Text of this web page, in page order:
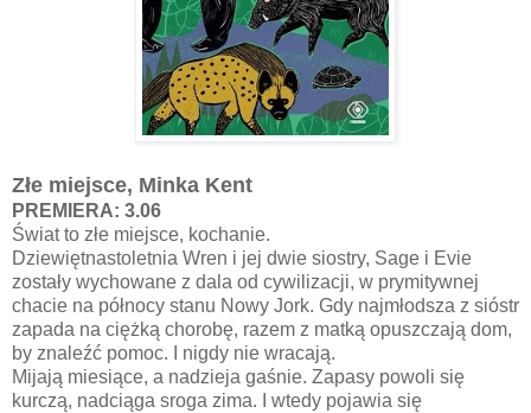
Złe miejsce, Minka Kent
PREMIERA: 3.06
Świat to złe miejsce, kochanie.
Dziewiętnastoletnia Wren i jej dwie siostry, Sage i Evie
zostały wychowane z dala od cywilizacji, w prymitywnej
chacie na północy stanu Nowy Jork. Gdy najmłodsza z sióstr
zapada na ciężką chorobę, razem z matką opuszczają dom,
by znaleźć pomoc. I nigdy nie wracają.
Mijają miesiące, a nadzieja gaśnie. Zapasy powoli się
kurczą, nadciąga sroga zima. I wtedy pojawia się